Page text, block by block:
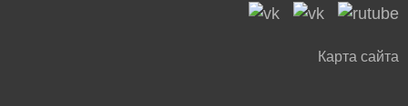
Карта сайта